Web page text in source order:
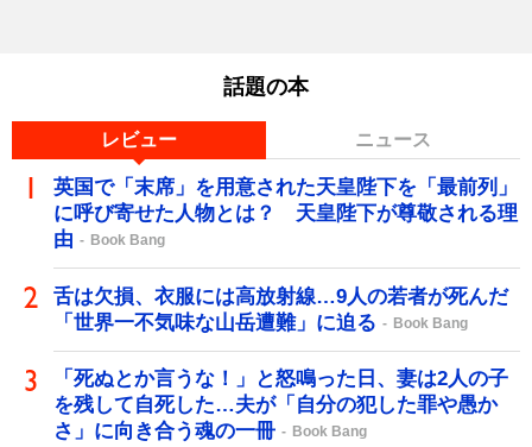
話題の本
レビュー ニュース
英国で「末席」を用意された天皇陛下を「最前列」
に呼び寄せた人物とは？ 天皇陛下が尊敬される理
由
Book Bang
舌は欠損、衣服には高放射線…9人の若者が死んだ
「世界一不気味な山岳遭難」に迫る
Book Bang
「死ぬとか言うな！」と怒鳴った日、妻は2人の子
を残して自死した…夫が「自分の犯した罪や愚か
さ」に向き合う魂の一冊
Book Bang